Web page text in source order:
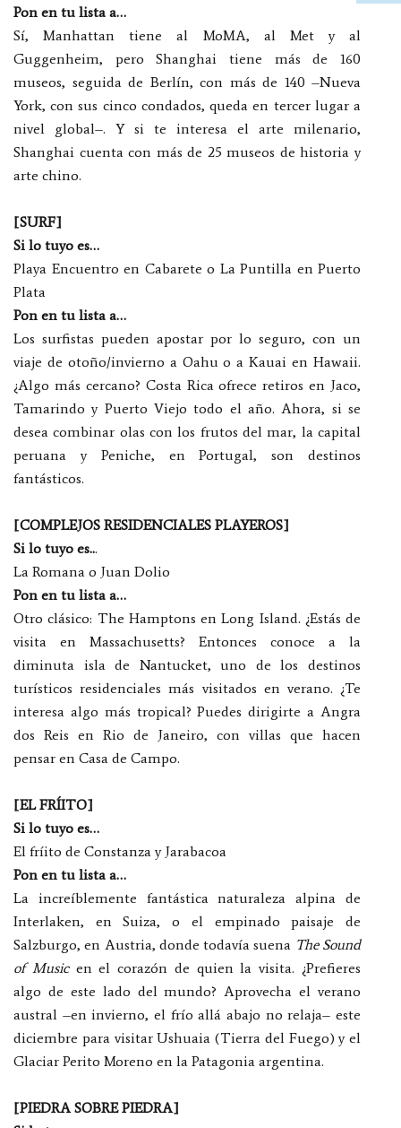
Pon en tu lista a…
Sí, Manhattan tiene al MoMA, al Met y al
Guggenheim, pero Shanghai tiene más de 160
museos, seguida de Berlín, con más de 140 –Nueva
York, con sus cinco condados, queda en tercer lugar a
nivel global–. Y si te interesa el arte milenario,
Shanghai cuenta con más de 25 museos de historia y
arte chino.
[SURF]
Si lo tuyo es…
Playa Encuentro en Cabarete o La Puntilla en Puerto
Plata
Pon en tu lista a…
Los surfistas pueden apostar por lo seguro, con un
viaje de otoño/invierno a Oahu o a Kauai en Hawaii.
¿Algo más cercano? Costa Rica ofrece retiros en Jaco,
Tamarindo y Puerto Viejo todo el año. Ahora, si se
desea combinar olas con los frutos del mar, la capital
peruana y Peniche, en Portugal, son destinos
fantásticos.
[COMPLEJOS RESIDENCIALES PLAYEROS]
Si lo tuyo es...
La Romana o Juan Dolio
Pon en tu lista a…
Otro clásico: The Hamptons en Long Island. ¿Estás de
visita en Massachusetts? Entonces conoce a la
diminuta isla de Nantucket, uno de los destinos
turísticos residenciales más visitados en verano. ¿Te
interesa algo más tropical? Puedes dirigirte a Angra
dos Reis en Rio de Janeiro, con villas que hacen
pensar en Casa de Campo.
[EL FRÍITO]
Si lo tuyo es…
El fríito de Constanza y Jarabacoa
Pon en tu lista a…
La increíblemente fantástica naturaleza alpina de
Interlaken, en Suiza, o el empinado paisaje de
Salzburgo, en Austria, donde todavía suena The Sound
of Music en el corazón de quien la visita. ¿Prefieres
algo de este lado del mundo? Aprovecha el verano
austral –en invierno, el frío allá abajo no relaja– este
diciembre para visitar Ushuaia (Tierra del Fuego) y el
Glaciar Perito Moreno en la Patagonia argentina.
[PIEDRA SOBRE PIEDRA]